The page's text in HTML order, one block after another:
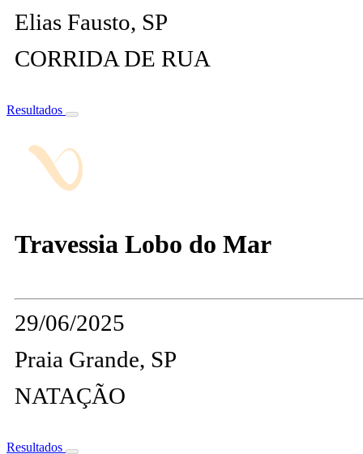
Elias Fausto, SP
CORRIDA DE RUA
Resultados
Travessia Lobo do Mar
29/06/2025
Praia Grande, SP
NATAÇÃO
Resultados